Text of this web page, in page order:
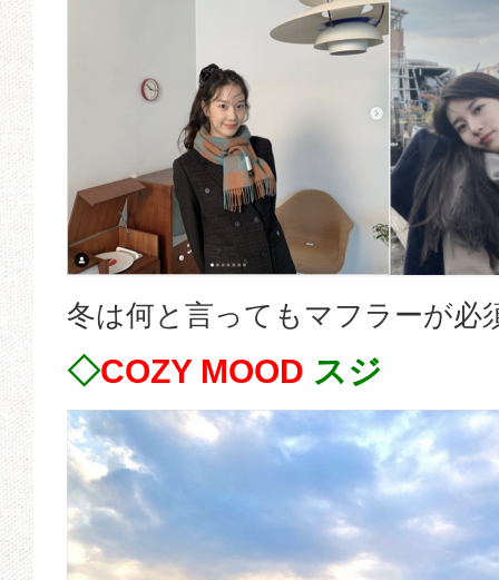
冬は何と言ってもマフラーが必
◇COZY MOOD スジ